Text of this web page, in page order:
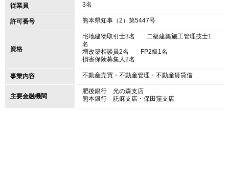
従業員 3名
許可番号 熊本県知事（2）第5447号
資格
宅地建物取引士3名 二級建築施工管理技士1
名
増改築相談員2名 FP2級1名
損害保険募集人 2名
事業内容 不動産売買・不動産管理・不動産賃貸借
主要金融機関
肥後銀行 光の森支店
熊本銀行 託麻支店・保田窪支店